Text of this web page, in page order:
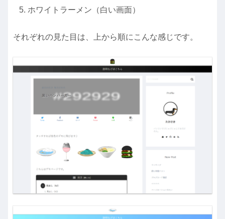
ホワイトラーメン（白い画面）
それぞれの見た目は、上から順にこんな感じです。